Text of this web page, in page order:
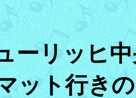
ーリッヒ
ット行き